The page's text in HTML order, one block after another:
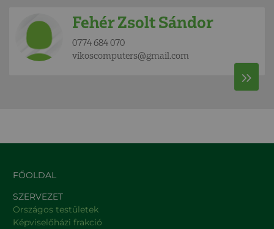
Fehér Zsolt Sándor
0774 684 070
vikoscomputers@gmail.com
FŐOLDAL
SZERVEZET
Országos testületek
Képviselőházi frakció